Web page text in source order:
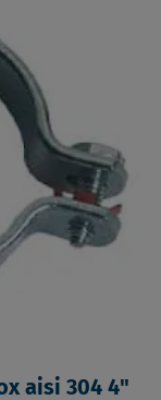
aisi 304 4"